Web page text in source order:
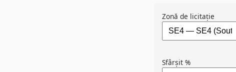
Zonă de licitație
Sfârșit %